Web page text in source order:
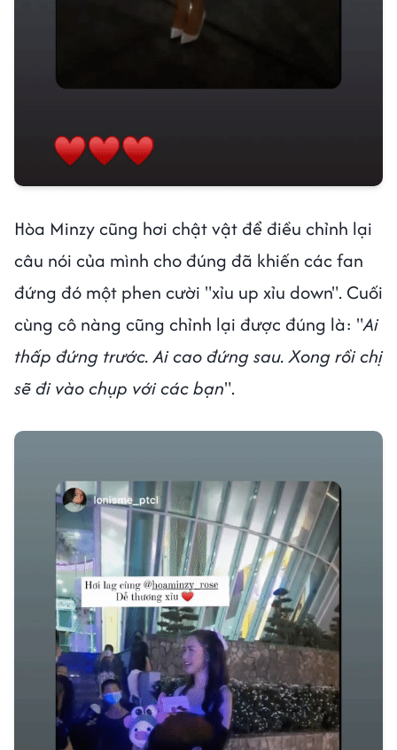
Hòa Minzy cũng hơi chật vật để điều chỉnh lại
câu nói của mình cho đúng đã khiến các fan
đứng đó một phen cười "xỉu up xỉu down". Cuối
cùng cô nàng cũng chỉnh lại được đúng là: "Ai
thấp đứng trước. Ai cao đứng sau. Xong rồi chị
sẽ đi vào chụp với các bạn".